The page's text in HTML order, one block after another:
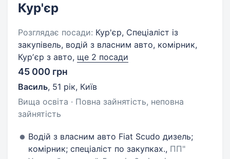
Кур'єр
Розглядає посади: Кур'єр, Спеціаліст із
закупівель, водій з власним авто, комірник,
Курʼєр з авто, ще 2 посади
45 000 грн
Василь, 51 рік, Київ
Вища освіта · Повна зайнятість, неповна
зайнятість
Водій з власним авто Fiat Scudo дизель;
комірник; спеціаліст по закупках., ПП"